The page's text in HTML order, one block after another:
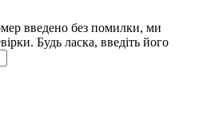
введено без помилки, ми
Будь ласка, введіть його